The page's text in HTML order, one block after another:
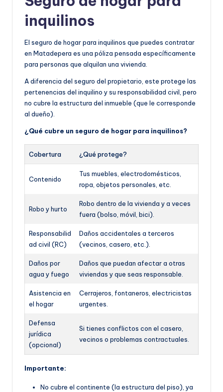
inquilinos
El seguro de hogar para inquilinos que puedes contratar
en Matadepera es una póliza pensada específicamente
para personas que alquilan una vivienda.
A diferencia del seguro del propietario, este protege las
pertenencias del inquilino y su responsabilidad civil, pero
no cubre la estructura del inmueble (que le corresponde
al dueño).
¿Qué cubre un seguro de hogar para inquilinos?
Cobertura ¿Qué protege?
Contenido
Tus muebles, electrodomésticos,
ropa, objetos personales, etc.
Robo y hurto
Robo dentro de la vivienda y a veces
fuera (bolso, móvil, bici).
Responsabilid
ad civil (RC)
Daños accidentales a terceros
(vecinos, casero, etc.).
Daños por
agua y fuego
Daños que puedan afectar a otras
viviendas y que seas responsable.
Asistencia en
el hogar
Cerrajeros, fontaneros, electricistas
urgentes.
Defensa
jurídica
(opcional)
Si tienes conflictos con el casero,
vecinos o problemas contractuales.
Importante:
No cubre el continente (la estructura del piso), ya